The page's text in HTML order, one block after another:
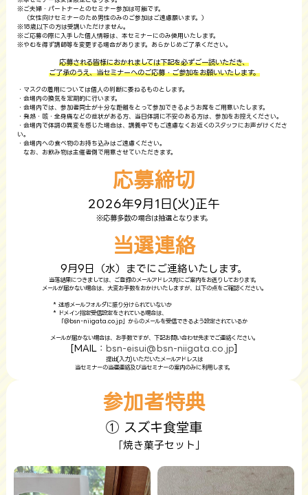
※ご夫婦・パートナーとのセミナー参加は可能です。
（女性向けセミナーのため男性のみのご参加はご遠慮願います。）
※18歳以下の方は受講いただけません。
※ご応募の際に入手した個人情報は、本セミナーにのみ使用いたします。
※やむを得ず講師等を変更する場合があります。あらかじめご了承ください。
応募される皆様におかれましては下記を必ずご一読いただき、
ご了承のうえ、当セミナーへのご応募・ご参加をお願いいたします。
・マスクの着用については個人の判断に委ねるものとします。
・会場内の換気を定期的に行います。
・会場内では、参加者同士が十分な距離をとって参加できるようお席をご用意いたします。
・発熱・咳・全身痛などの症状がある方、当日体調に不安のある方は、参加をお控えください。
・会場内で体調の異変を感じた場合は、講義中でもご遠慮なくお近くのスタッフにお声がけくださ
い。
・会場内への食べ物のお持ち込みはご遠慮ください。
なお、お飲み物は主催者側で用意させていただきます。
応募締切
2026年9月1日(火)正午
※応募多数の場合は抽選となります。
当選連絡
9月9日（水）までにご連絡いたします。
当落結果につきましては、ご登録のメールアドレス宛にご案内をお送りしております。
メールが届かない場合は、大変お手数をおかけいたしますが、以下の点をご確認ください。
* 迷惑メールフォルダに振り分けられていないか
* ドメイン指定受信設定をされている場合は、
「＠bsn-niigata.co.jp」からのメールを受信できるよう設定されているか
メールが届かない場合は、お手数ですが、下記お問い合わせ先までご連絡ください。
[MAIL： bsn-eisui@bsn-niigata.co.jp]
提出(入力)いただいたメールアドレスは
当セミナーの当選連絡及び当セミナーの案内のみに利用します。
参加者特典
① スズキ食堂車
「焼き菓子セット」